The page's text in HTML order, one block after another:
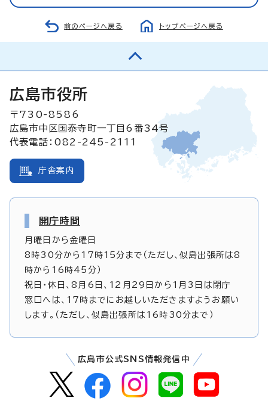
前のページへ戻る トップページへ戻る
広島市役所
〒730-8586
広島市中区国泰寺町一丁目6番34号
代表電話：082-245-2111
庁舎案内
開庁時間
月曜日から金曜日
8時30分から17時15分まで（ただし、似島出張所は8
時から16時45分）
祝日・休日、8月6日、12月29日から1月3日は閉庁
窓口へは、17時までにお越しいただきますようお願い
します。（ただし、似島出張所は16時30分まで）
広島市公式SNS情報発信中